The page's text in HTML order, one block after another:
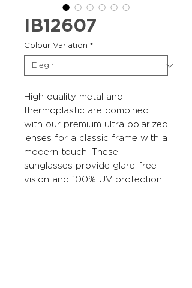
IB12607
Colour Variation *
High quality metal and
thermoplastic are combined
with our premium ultra polarized
lenses for a classic frame with a
modern touch. These
sunglasses provide glare-free
vision and 100% UV protection.